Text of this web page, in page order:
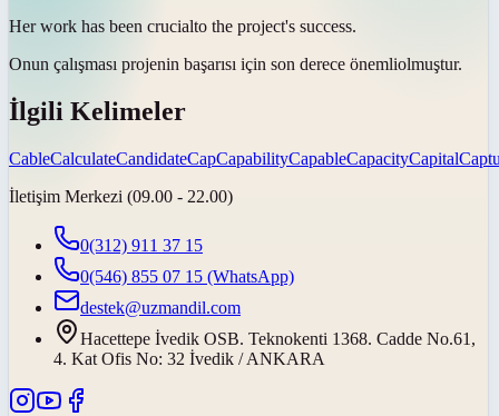
Her work has been crucialto the project's success.
Onun çalışması projenin başarısı için son derece önemliolmuştur.
İlgili Kelimeler
CableCalculateCandidateCapCapabilityCapableCapacityCapital
İletişim Merkezi (09.00 - 22.00)
0(312) 911 37 15
0(546) 855 07 15 (WhatsApp)
destek@uzmandil.com
Hacettepe İvedik OSB. Teknokenti 1368. Cadde No.61,
4. Kat Ofis No: 32 İvedik / ANKARA